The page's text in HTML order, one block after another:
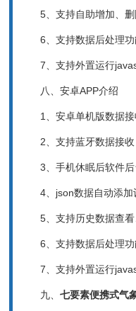
5、支持自助增加、
6、支持数据后处理
7、支持外置运行
八、安卓APP介绍
1、安卓单机版数据
2、支持蓝牙数据接收
3、手机休眠后软件
4、json数据自动添
5、支持历史数据查
6、支持数据后处理
7、支持外置运行
九、 七要素便携式气